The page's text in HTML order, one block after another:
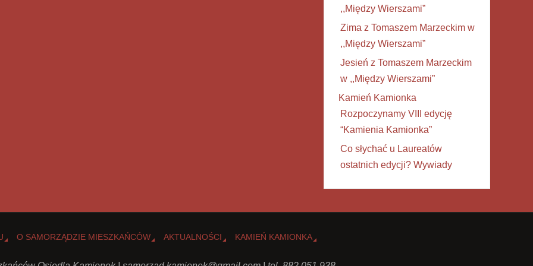
,,Między Wierszami”
Zima z Tomaszem Marzeckim w
,,Między Wierszami”
Jesień z Tomaszem Marzeckim
w ,,Między Wierszami”
Kamień Kamionka
Rozpoczynamy VIII edycję
“Kamienia Kamionka”
Co słychać u Laureatów
ostatnich edycji? Wywiady
O SAMORZĄDZIE MIESZKAŃCÓW AKTUALNOŚCI KAMIEŃ KAMIONKA